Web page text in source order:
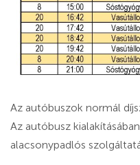
Az autóbuszok normál
Az autóbusz
alacsonypadlós